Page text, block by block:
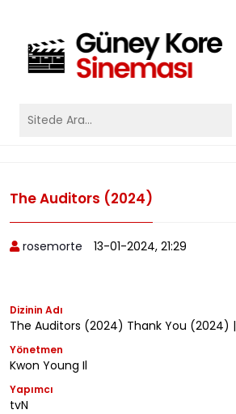
The Auditors (2024)
rosemorte 13-01-2024, 21:29
Dizinin Adı
The Auditors (2024) Thank You (2024) |
Yönetmen
Kwon Young Il
Yapımcı
tvN